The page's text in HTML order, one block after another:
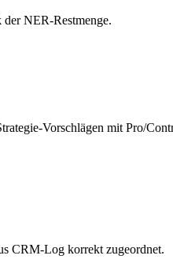
NER-Restmenge.
Vorschlägen mit Pro/
CRM-Log korrekt zugeordnet.